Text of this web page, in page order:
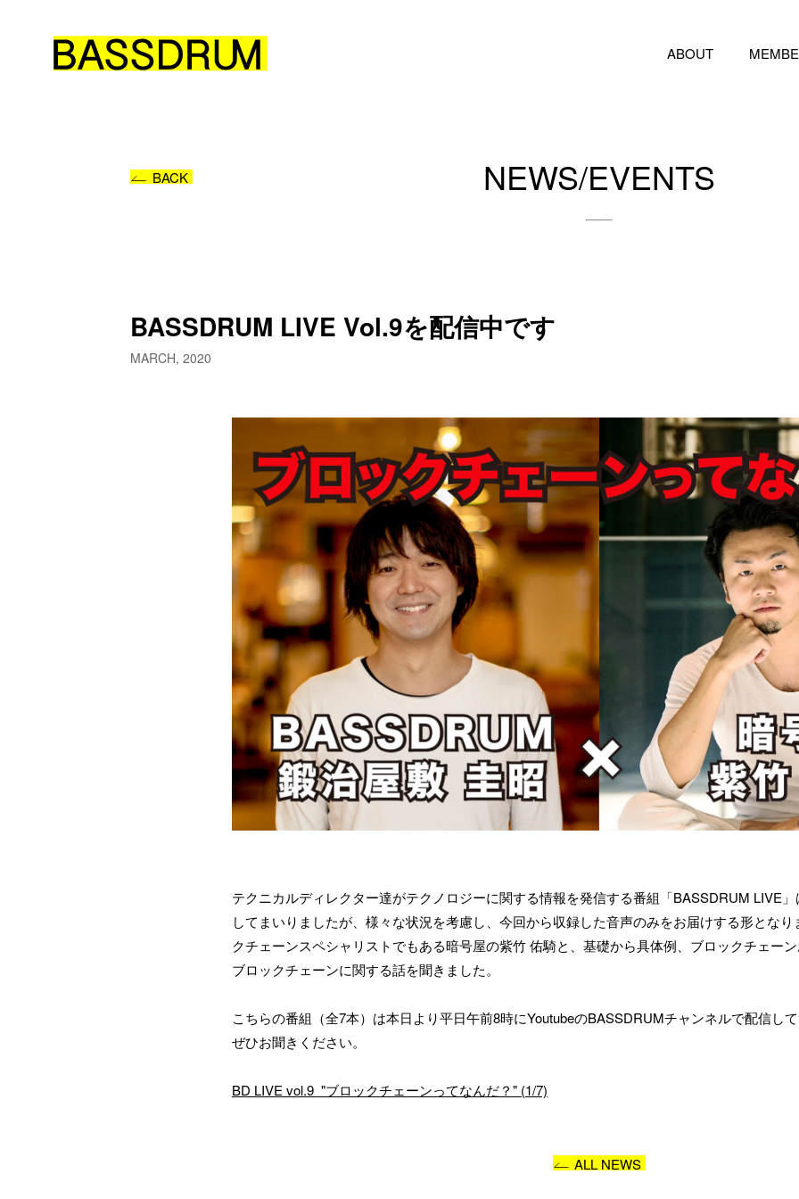
ABOUT
NEWS/EVENTS
BACK
BASSDRUM LIVE Vol.9を配信中です
MARCH, 2020
テクニカルディレクター達がテクノロジーに関する情報を発信する番組「BASSDRUM LIVE
してまいりましたが、様々な状況を考慮し、今回から収録した音声のみをお届けする形とな
クチェーンスペシャリストでもある暗号屋の紫竹 佑騎と、基礎から具体例、ブロックチェー
ブロックチェーンに関する話を聞きました。
こちらの番組（全7本）は本日より平日午前8時にYoutubeのBASSDRUMチャンネルで配信し
ぜひお聞きください。
BD LIVE vol.9  "ブロックチェーンってなんだ？" (1/7)
ALL NEWS
お仕事のご依頼・取材のご相談など、下記のフォームからお気軽にお問い合わせ
い。メールの場合は hello@bassdrum.org からご連絡ください。
お名前
メールアドレス
所属
BASSDRUMをどのようにお知りになりましたか？
お問い合わせ内容
プライバシーポリシー